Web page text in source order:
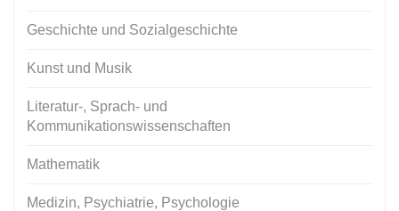
Geschichte und Sozialgeschichte
Kunst und Musik
Literatur-, Sprach- und
Kommunikationswissenschaften
Mathematik
Medizin, Psychiatrie, Psychologie